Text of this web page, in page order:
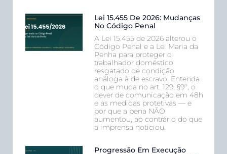
Lei 15.455 De 2026: Mudanças
No Código Penal
A Lei 15.455 de 2026 alterou o
Código Penal e a Lei Maria da
Penha para proteger o
trabalhador doméstico
resgatado de condição
análoga à de escravo. Entenda
o que muda no art. 129, §9º, o
dever de comunicação em 48h
e as medidas protetivas — e
por que a pena NÃO
aumentou, ao contrário do que
a imprensa noticiou.
Progressão Em Execução